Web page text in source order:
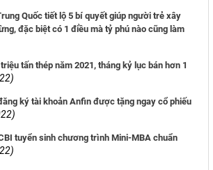
Quốc tiết lộ 5 bí quyết giúp người trẻ xây
đặc biệt có 1 điều mà tỷ phú nào cũng làm
tấn thép năm 2021, tháng kỷ lục bán hơn 1
ký tài khoản Anfin được tặng ngay cổ phiếu
tuyển sinh chương trình Mini-MBA chuẩn